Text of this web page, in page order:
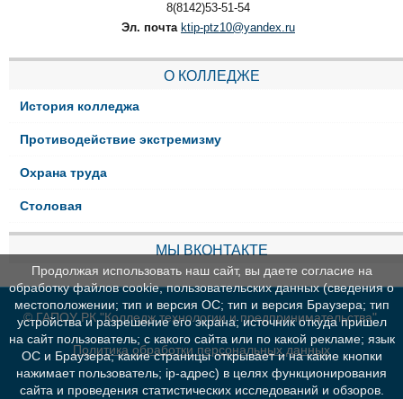
8(8142)53-51-54
Эл. почта ktip-ptz10@yandex.ru
О КОЛЛЕДЖЕ
История колледжа
Противодействие экстремизму
Охрана труда
Столовая
МЫ ВКОНТАКТЕ
© ГАПОУ РК "Колледж технологии и предпринимательства"
Политика обработки персональных данных
Продолжая использовать наш сайт, вы даете согласие на
обработку файлов cookie, пользовательских данных (сведения о
местоположении; тип и версия ОС; тип и версия Браузера; тип
устройства и разрешение его экрана; источник откуда пришел
на сайт пользователь; с какого сайта или по какой рекламе; язык
ОС и Браузера; какие страницы открывает и на какие кнопки
нажимает пользователь; ip-адрес) в целях функционирования
сайта и проведения статистических исследований и обзоров.